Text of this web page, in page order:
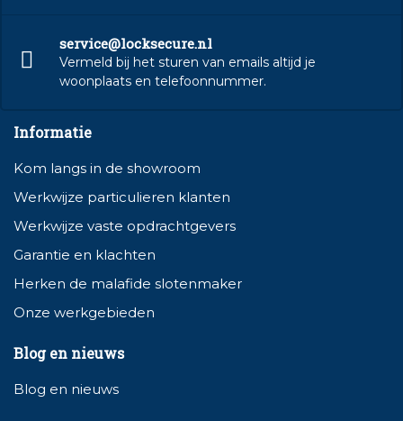
Informatie
Kom langs in de showroom
Werkwijze particulieren klanten
Werkwijze vaste opdrachtgevers
Garantie en klachten
Herken de malafide slotenmaker
Onze werkgebieden
Blog en nieuws
Blog en nieuws
service@locksecure.nl
Vermeld bij het sturen van emails altijd je
woonplaats en telefoonnummer.